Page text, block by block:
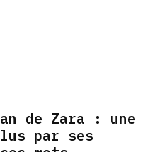
de Zara : une
par ses